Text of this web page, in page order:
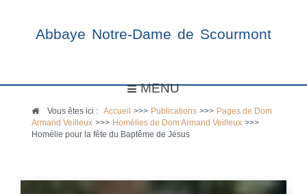
Abbaye Notre-Dame de Scourmont
MENU
Vous êtes ici :Accueil >>> Publications >>> Pages de Dom
Armand Veilleux >>> Homélies de Dom Armand Veilleux >>>
Homélie pour la fête du Baptême de Jésus